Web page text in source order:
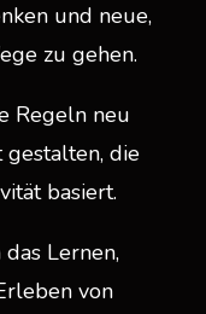
und neue,
zu gehen.
Regeln neu
die
basiert.
Lernen,
von